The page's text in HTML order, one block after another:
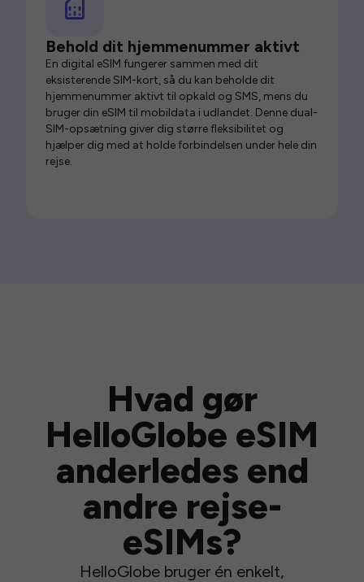
Behold dit hjemmenummer aktivt
En digital eSIM fungerer sammen med dit
eksisterende SIM-kort, så du kan beholde dit
hjemmenummer aktivt til opkald og SMS, mens du
bruger din eSIM til mobildata i udlandet. Denne dual-
SIM-opsætning giver dig større fleksibilitet og
hjælper dig med at holde forbindelsen under hele din
rejse.
Hvad gør
HelloGlobe eSIM
anderledes end
andre rejse-
eSIMs?
HelloGlobe bruger én enkelt,